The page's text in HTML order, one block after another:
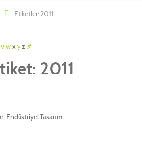
Etiketler: 2011
vwxyz#
2011
Endüstriyel Tasarım